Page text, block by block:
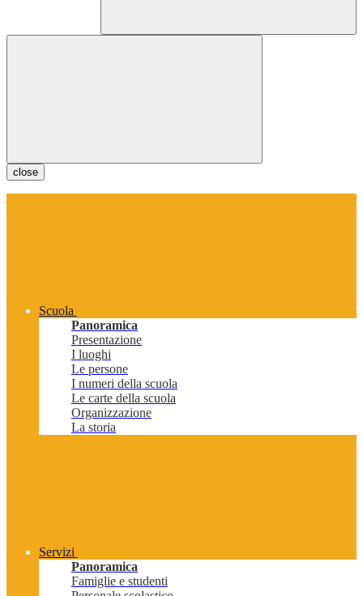
close
Scuola
Panoramica
Presentazione
I luoghi
Le persone
I numeri della scuola
Le carte della scuola
Organizzazione
La storia
Servizi
Panoramica
Famiglie e studenti